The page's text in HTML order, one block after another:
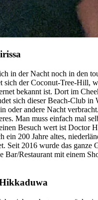
in der Nacht noch in den
sich der Coconut-Tree-Hill,
bekannt ist. Dort im
sich dieser Beach-Club in
oder andere Nacht
Man muss einfach mal
Besuch wert ist Doctor
ein 200 Jahre altes,
Seit 2016 wurde das ganze
Bar/Restaurant mit einem